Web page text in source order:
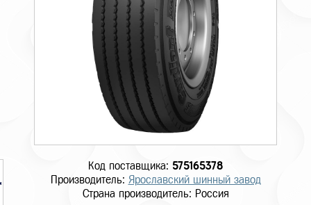
Код поставщика: 575165378
Производитель: Ярославский шинный завод
Страна производитель: Россия